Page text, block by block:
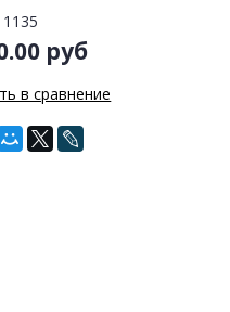
1135
руб
в сравнение